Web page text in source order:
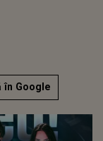
în Google